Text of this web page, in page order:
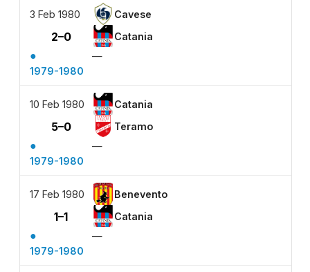
3 Feb 1980 Cavese
2–0 Catania
●
—
1979-1980
10 Feb 1980 Catania
5–0 Teramo
●
—
1979-1980
17 Feb 1980 Benevento
1–1 Catania
●
—
1979-1980